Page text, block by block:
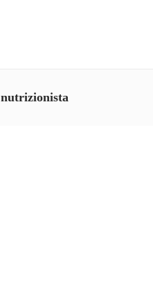
nutrizionista